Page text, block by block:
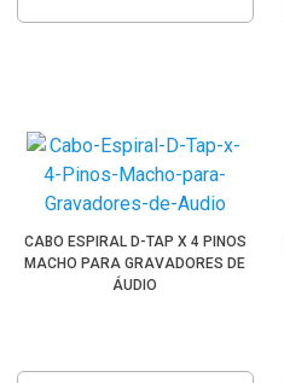
CABO ESPIRAL D-TAP X 4 PINOS
MACHO PARA GRAVADORES DE
ÁUDIO